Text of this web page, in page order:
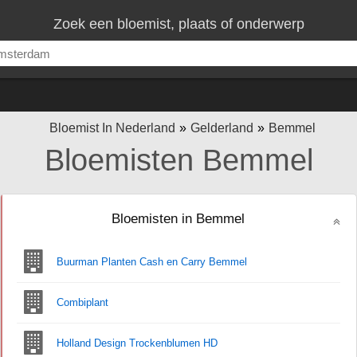
Zoek een bloemist, plaats of onderwerp
Bloemist In Nederland Gelderland Bemmel
Bloemisten Bemmel
Bloemisten in Bemmel
Buurman Planten Cash en Carry Bemmel
Combiplant
Holland Design Trockenblumen HD